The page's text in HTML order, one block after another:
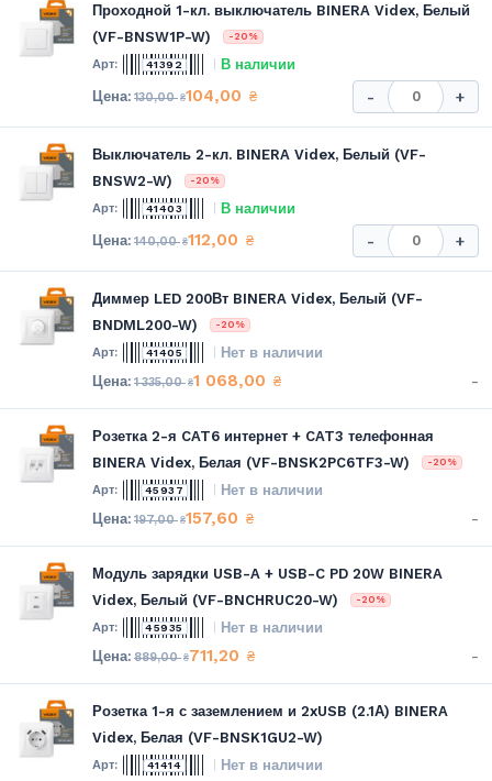
Проходной 1-кл. выключатель BINERA Videx, Белый
(VF-BNSW1P-W)
-20%
41392 В наличии
130,00₴104,00 ₴ - +
Выключатель 2-кл. BINERA Videx, Белый (VF-
BNSW2-W)
-20%
41403 В наличии
140,00₴112,00 ₴ - +
Диммер LED 200Вт BINERA Videx, Белый (VF-
BNDML200-W)
-20%
41405 Нет в наличии
1 335,00₴1 068,00 ₴ -
Розетка 2-я CAT6 интернет + CAT3 телефонная
BINERA Videx, Белая (VF-BNSK2PC6TF3-W)
-20%
45937 Нет в наличии
197,00₴157,60 ₴ -
Модуль зарядки USB-A + USB-C PD 20W BINERA
Videx, Белый (VF-BNCHRUC20-W)
-20%
45935 Нет в наличии
889,00₴711,20 ₴ -
Розетка 1-я с заземлением и 2xUSB (2.1А) BINERA
Videx, Белая (VF-BNSK1GU2-W)
41414 Нет в наличии